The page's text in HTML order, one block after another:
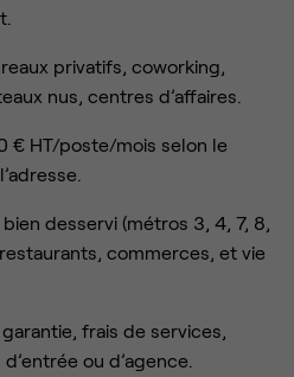
privatifs, coworking,
nus, centres d’affaires.
€ HT/poste/mois selon le
desservi (métros 3, 4, 7, 8,
commerces, et vie
frais de services,
ou d’agence.